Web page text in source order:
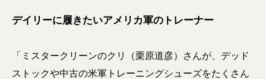
デイリーに履きたいアメリカ軍のトレーナー
「ミスタークリーンのクリ（栗原道彦）さんが、デッド
ストックや中古の米軍トレーニングシューズをたくさん